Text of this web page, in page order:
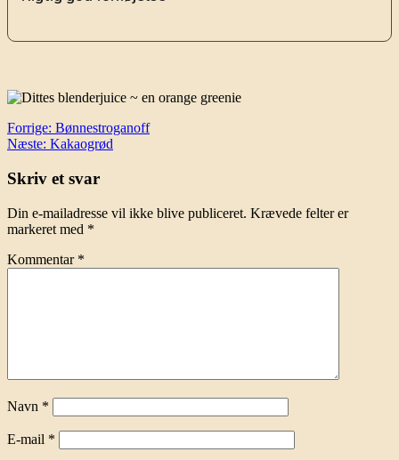
Indlægsnavigation
Forrige: Bønnestroganoff
Næste: Kakaogrød
Skriv et svar
Din e-mailadresse vil ikke blive publiceret. Krævede felter er
markeret med *
Kommentar *
Navn *
E-mail *